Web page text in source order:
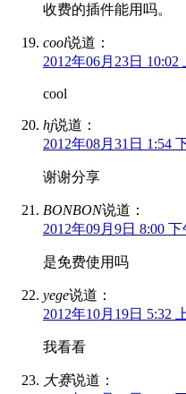
收费的插件能用吗。
cool说道：
2012年06月23日 10:02
cool
hj说道：
2012年08月31日 1:54
谢谢分享
BONBON说道：
2012年09月9日 8:00 下
是免费使用吗
yege说道：
2012年10月19日 5:32
我看看
大赛说道：